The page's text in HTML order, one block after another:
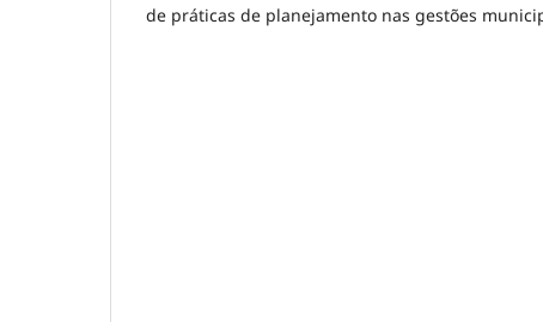
de práticas de planejamento nas gestões